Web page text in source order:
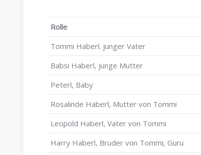
Rolle
Tommi Haberl. junger Vater
Babsi Haberl, junge Mutter
Peterl, Baby
Rosalinde Haberl, Mutter von Tommi
Leopold Haberl, Vater von Tommi
Harry Haberl, Bruder von Tommi, Guru